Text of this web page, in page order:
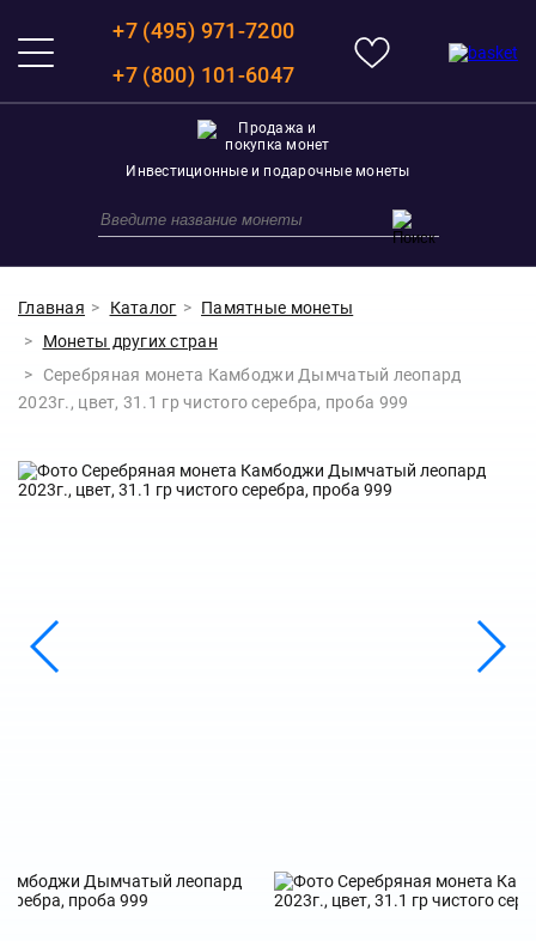
+7 (495) 971-7200
+7 (800) 101-6047
Инвестиционные и подарочные монеты
Главная Каталог
Памятные монеты
Монеты других стран
Серебряная монета Камбоджи Дымчатый леопард
2023г., цвет, 31.1 гр чистого серебра, проба 999